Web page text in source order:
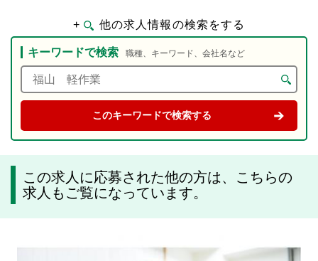
+ 他の求人情報の検索をする
キーワードで検索 職種、キーワード、会社名など
この求人に応募された他の方は、こちらの
求人もご覧になっています。